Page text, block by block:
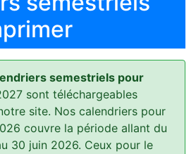
semestriels pour
sont téléchargeables
site. Nos calendriers pour
couvre la période allant du
30 juin 2026. Ceux pour le